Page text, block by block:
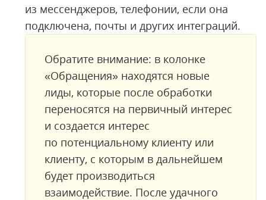
из мессенджеров, телефонии, если она
подключена, почты и других интеграций.
Обратите внимание: в колонке
«Обращения» находятся новые
лиды, которые после обработки
переносятся на первичный интерес
и создается интерес
по потенциальному клиенту или
клиенту, с которым в дальнейшем
будет производиться
взаимодействие. После удачного